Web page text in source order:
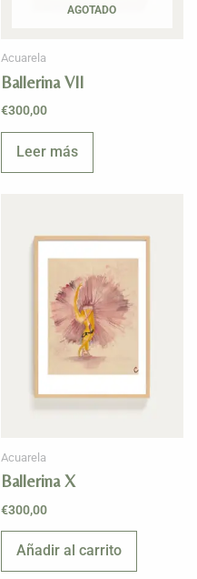
AGOTADO
Acuarela
Ballerina VII
€300,00
Leer más
Acuarela
Ballerina X
€300,00
Añadir al carrito